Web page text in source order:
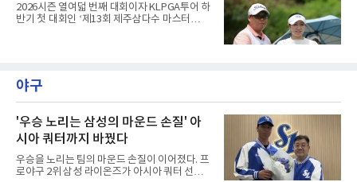
2026시즌 열여덟 번째 대회이자 KLPGA투어 하
반기 첫 대회인 ‘제13회 제주삼다수 마스터
홀에서 경기하고 있다.
야구
'우승 노리는 삼성의 마운드 손질' 아
시아 쿼터까지 바꿨다
우승을 노리는 팀의 마운드 손질이 이어졌다. 프
로야구 2위 삼성 라이온즈가 아시아 쿼터 선수